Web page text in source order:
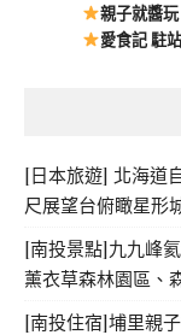
親子就醬
愛食記 駐
[日本旅遊] 北海道
尺展望台俯瞰星形
[南投景點]九九峰
薰衣草森林園區、
[南投住宿]埔里親